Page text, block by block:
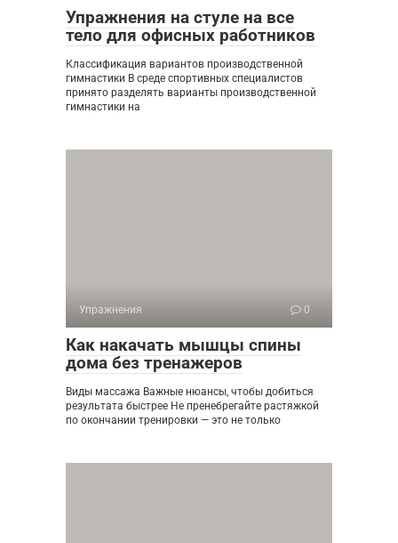
Упражнения на стуле на все
тело для офисных работников
Классификация вариантов производственной
гимнастики В среде спортивных специалистов
принято разделять варианты производственной
гимнастики на
Упражнения 0
Как накачать мышцы спины
дома без тренажеров
Виды массажа Важные нюансы, чтобы добиться
результата быстрее Не пренебрегайте растяжкой
по окончании тренировки — это не только